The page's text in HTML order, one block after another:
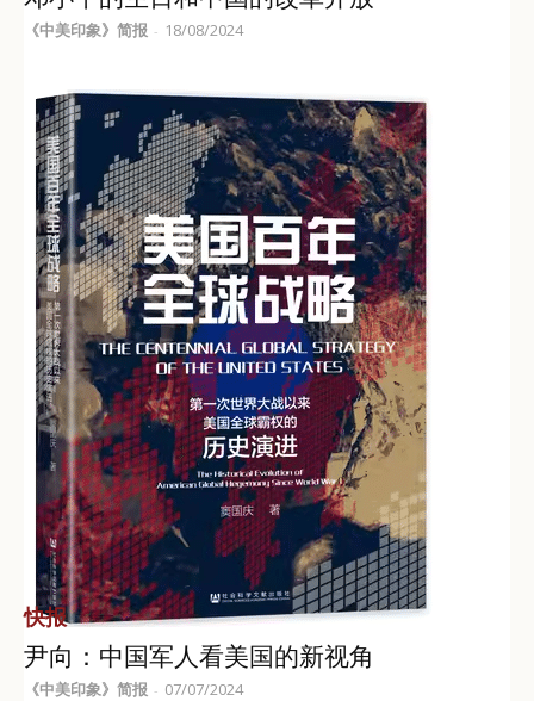
《中美印象》简报 - 18/08/2024
快报
尹向：中国军人看美国的新视角
《中美印象》简报 - 07/07/2024